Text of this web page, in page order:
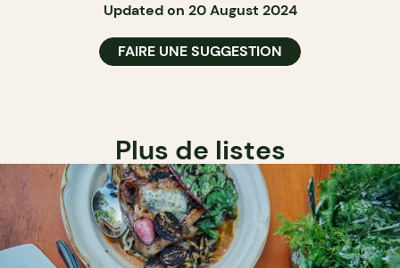
Updated on 20 August 2024
FAIRE UNE SUGGESTION
Plus de listes